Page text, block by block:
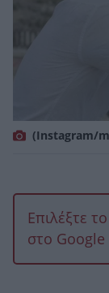
(Ιnstagram/
Επιλέξτε
στο Google